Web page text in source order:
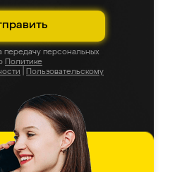
передачу персональных
Политике
Пользовательскому